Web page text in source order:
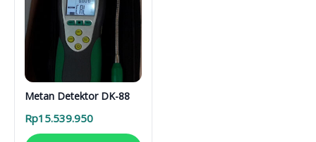
Metan Detektor DK-88
Rp15.539.950